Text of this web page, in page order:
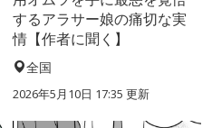
するアラサー娘の痛切な実
情【作者に聞く】
全国
2026年5月10日 17:35 更新